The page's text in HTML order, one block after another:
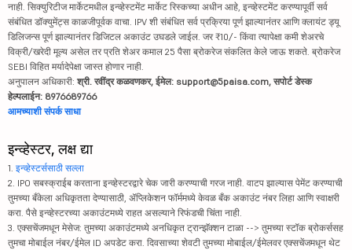
नाही. सिक्युरिटीज मार्केटमधील इन्व्हेस्टमेंट मार्केट रिस्कच्या अधीन आहे, इन्व्हेस्टमेंट करण्यापूर्वी सर्व
संबंधित डॉक्युमेंट्स काळजीपूर्वक वाचा. IPV शी संबंधित सर्व प्रक्रिया पूर्ण झाल्यानंतर आणि क्लायंट ड्यू
डिलिजन्स पूर्ण झाल्यानंतर डिजिटल अकाउंट उघडले जाईल. जर ₹10/- किंवा त्यापेक्षा कमी शेअरचे
विक्री/खरेदी मूल्य असेल तर प्रति शेअर कमाल 25 पैसा ब्रोकरेज संकलित केले जाऊ शकते. ब्रोकरेज
SEBI विहित मर्यादेपेक्षा जास्त होणार नाही.
अनुपालन अधिकारी: श्री. रवींद्र कळवणकर, ईमेल: support@5paisa.com, सपोर्ट डेस्क
हेल्पलाईन: 8976689766
आमच्याशी संपर्क साधा
इन्व्हेस्टर, लक्ष द्या
1. इन्व्हेस्टर्ससाठी सल्ला
2. IPO सबस्क्राईब करताना इन्व्हेस्टरद्वारे चेक जारी करण्याची गरज नाही. वाटप झाल्यास पेमेंट करण्याची
तुमच्या बँकेला अधिकृतता देण्यासाठी, ॲप्लिकेशन फॉर्ममध्ये केवळ बँक अकाउंट नंबर लिहा आणि स्वाक्षरी
करा. पैसे इन्व्हेस्टरच्या अकाउंटमध्ये राहत असल्याने रिफंडची चिंता नाही.
3. एक्सचेंजमधून मेसेज: तुमच्या अकाउंटमध्ये अनधिकृत ट्रान्झॅक्शन टाळा --> तुमच्या स्टॉक ब्रोकर्ससह
तुमचा मोबाईल नंबर/ईमेल ID अपडेट करा. दिवसाच्या शेवटी तुमच्या मोबाईल/ईमेलवर एक्सचेंजमधून थेट